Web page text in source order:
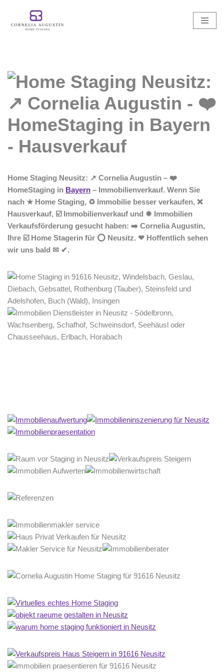
Zum
Home Staging Neusitz: ↗️ Cornelia Augustin – ❤️
HomeStaging in Bayern – Immobilienverkauf. Wenn Sie
nach ★ Home Staging, ♻ Immobilie besser verkaufen, ❌
Hausverkauf, ☑️ Immobilienverkauf und ✹ Immobilien
Verkaufsförderung gesucht haben: ➡️ Cornelia Augustin,
Ihre ☑️ Home Stagerin für ⭕ Neusitz. ❤ Hoffentlich sehen
wir uns bald ✉ ✔.